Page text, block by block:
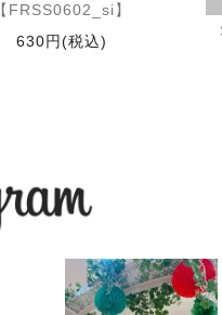
【FRSS0602_si】
630円(税込)